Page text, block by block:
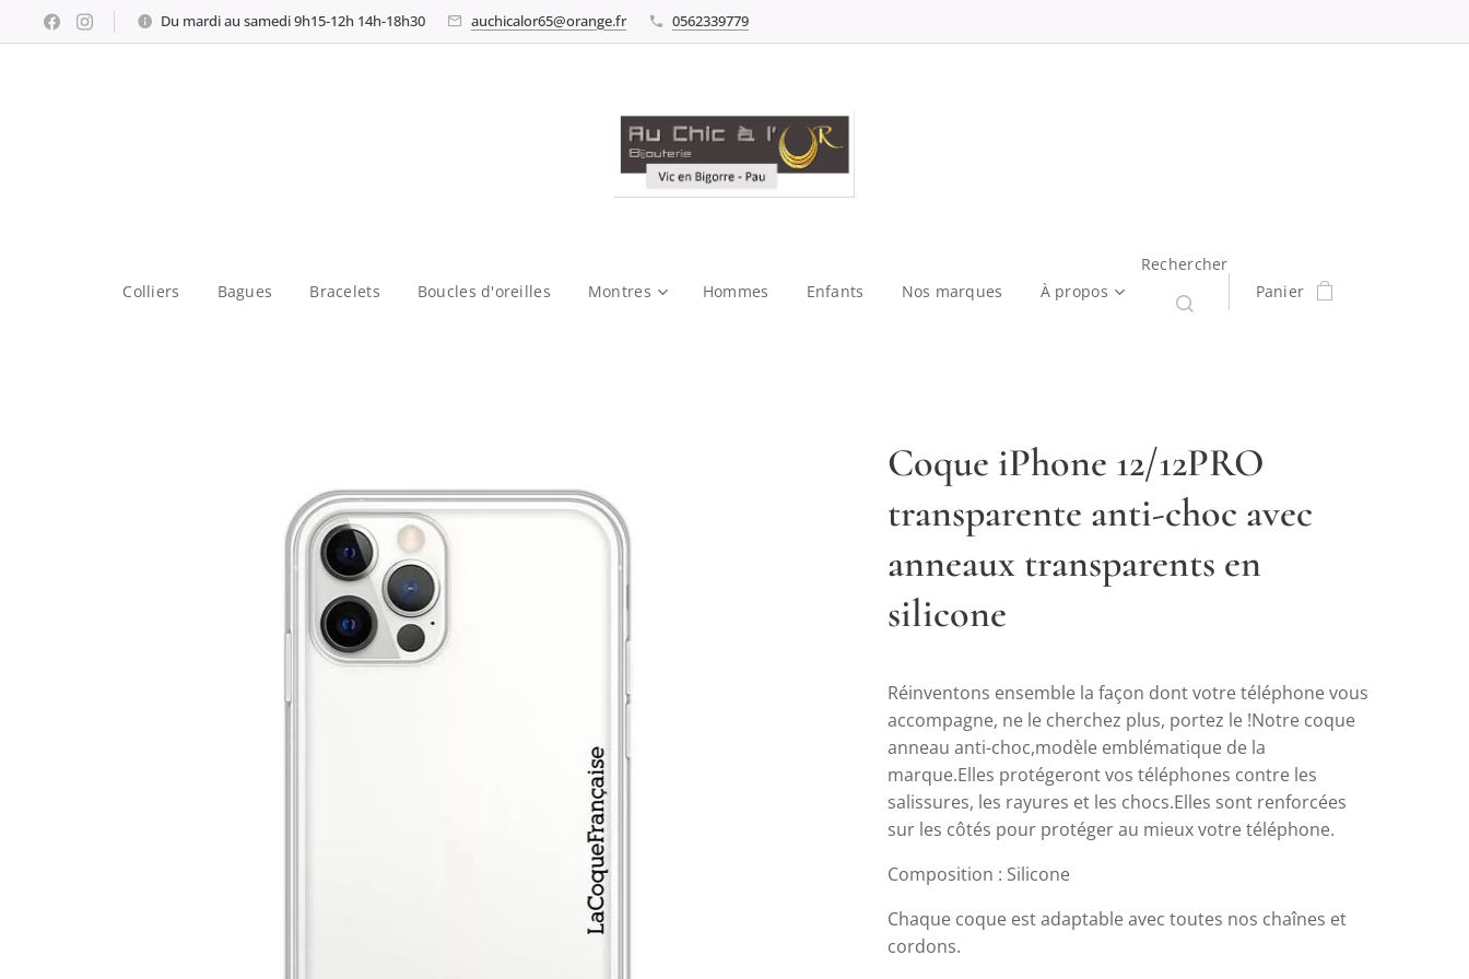
Du mardi au samedi 9h15-12h 14h-18h30 auchicalor65@orange.fr 0562339779
Colliers Bagues Bracelets Boucles d'oreilles Montres Hommes Enfants Nos marques À propos
Rechercher
Panier
Coque iPhone 12/12PRO
transparente anti-choc avec
anneaux transparents en
silicone
Réinventons ensemble la façon dont votre téléphone vous
accompagne, ne le cherchez plus, portez le !Notre coque
anneau anti-choc,modèle emblématique de la
marque.Elles protégeront vos téléphones contre les
salissures, les rayures et les chocs.Elles sont renforcées
sur les côtés pour protéger au mieux votre téléphone.
Composition : Silicone
Chaque coque est adaptable avec toutes nos chaînes et
cordons.